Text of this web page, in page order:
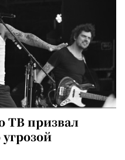
ТВ призвал